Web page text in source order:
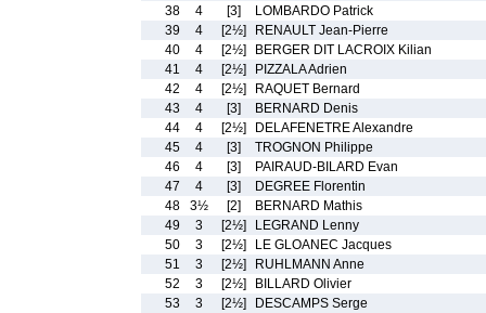
38
4 [3]
LOMBARDO Patrick
39
4 [2½]
RENAULT Jean-Pierre
40
4 [2½]
BERGER DIT LACROIX Kilian
41
4 [2½]
PIZZALA Adrien
42
4 [2½]
RAQUET Bernard
43
4 [3]
BERNARD Denis
44
4 [2½]
DELAFENETRE Alexandre
45
4 [3]
TROGNON Philippe
46
4 [3]
PAIRAUD-BILARD Evan
47
4 [3]
DEGREE Florentin
48
3½ [2]
BERNARD Mathis
49
3 [2½]
LEGRAND Lenny
50
3 [2½]
LE GLOANEC Jacques
51
3 [2½]
RUHLMANN Anne
52
3 [2½]
BILLARD Olivier
53
3 [2½]
DESCAMPS Serge